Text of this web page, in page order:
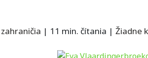
| 11 min. čítania | Žiadne